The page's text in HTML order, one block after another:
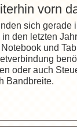
vorn
sich gerade
den letzten
und
oder auch
Bandbreite.